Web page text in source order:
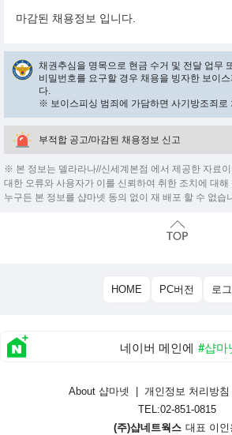
마감된 채용정보 입니다.
채권추심을 명목으로 현금 수거 및 전달 업무
비밀번호를 요구할 경우 채용을 빙자한 보이
다.
※ 보이스피싱 범죄에 가담하면 사기방조죄로
부적합 공고/마감된 채용정보 신고
※ 본 정보는 델라라나//신세계본점 에서 제공한 자료
대한 오류와 사용자가 이를 신뢰하여 취한 조치에 대
누구든 본 정보를 샵마넷 동의 없이 재 배포 할 수 없습
HOME PC버전 로
네이버 메인에 #샵마
About 샵마넷 개인정보 처리방침
TEL:02-851-0815
(주)샵네트웍스 대표 이인